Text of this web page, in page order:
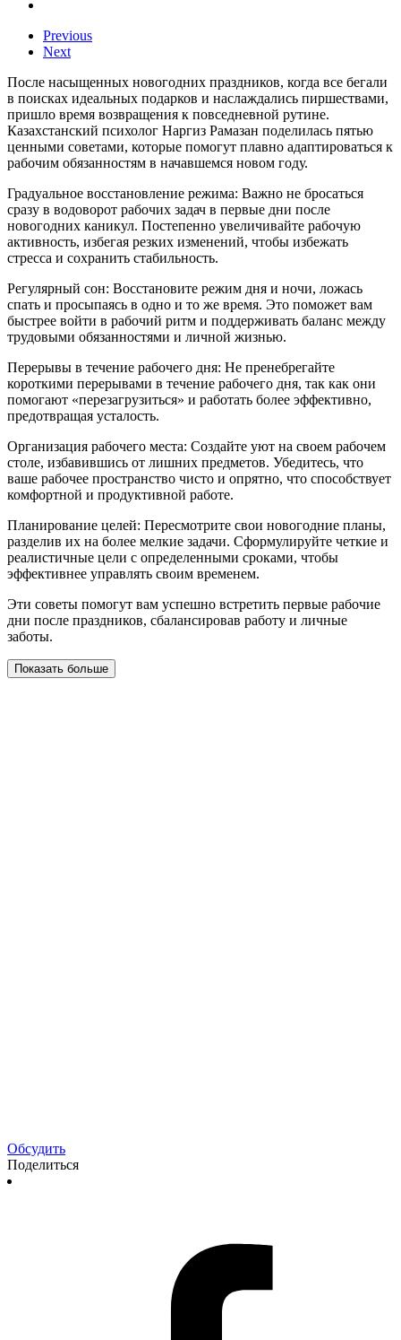
Previous
Next
После насыщенных новогодних праздников, когда все бегали
в поисках идеальных подарков и наслаждались пиршествами,
пришло время возвращения к повседневной рутине.
Казахстанский психолог Наргиз Рамазан поделилась пятью
ценными советами, которые помогут плавно адаптироваться к
рабочим обязанностям в начавшемся новом году.
Градуальное восстановление режима: Важно не бросаться
сразу в водоворот рабочих задач в первые дни после
новогодних каникул. Постепенно увеличивайте рабочую
активность, избегая резких изменений, чтобы избежать
стресса и сохранить стабильность.
Регулярный сон: Восстановите режим дня и ночи, ложась
спать и просыпаясь в одно и то же время. Это поможет вам
быстрее войти в рабочий ритм и поддерживать баланс между
трудовыми обязанностями и личной жизнью.
Перерывы в течение рабочего дня: Не пренебрегайте
короткими перерывами в течение рабочего дня, так как они
помогают «перезагрузиться» и работать более эффективно,
предотвращая усталость.
Организация рабочего места: Создайте уют на своем рабочем
столе, избавившись от лишних предметов. Убедитесь, что
ваше рабочее пространство чисто и опрятно, что способствует
комфортной и продуктивной работе.
Планирование целей: Пересмотрите свои новогодние планы,
разделив их на более мелкие задачи. Сформулируйте четкие и
реалистичные цели с определенными сроками, чтобы
эффективнее управлять своим временем.
Эти советы помогут вам успешно встретить первые рабочие
дни после праздников, сбалансировав работу и личные
заботы.
Показать больше
Обсудить
Поделиться